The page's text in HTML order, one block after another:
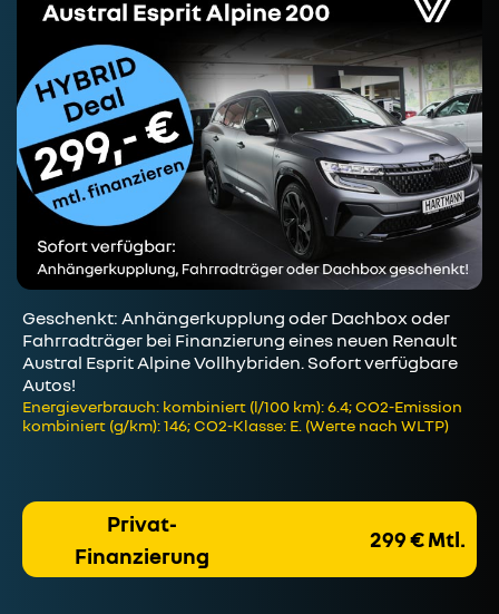
Geschenkt: Anhängerkupplung oder Dachbox oder
Fahrradträger bei Finanzierung eines neuen Renault
Austral Esprit Alpine Vollhybriden. Sofort verfügbare
Autos!
Energieverbrauch: kombiniert (l/100 km): 6.4; CO2-Emission
kombiniert (g/km): 146; CO2-Klasse: E. (Werte nach WLTP)
Privat-
Finanzierung
299 € Mtl.